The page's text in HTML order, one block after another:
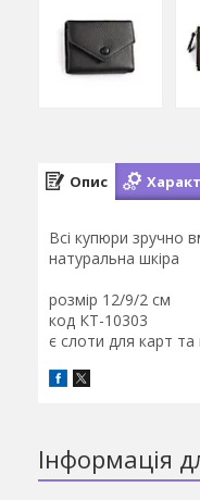
Опис
Всі купюри зручно
натуральна шкіра
розмір 12/9/2 см
код КТ-10303
є слоти для карт та
Інформація